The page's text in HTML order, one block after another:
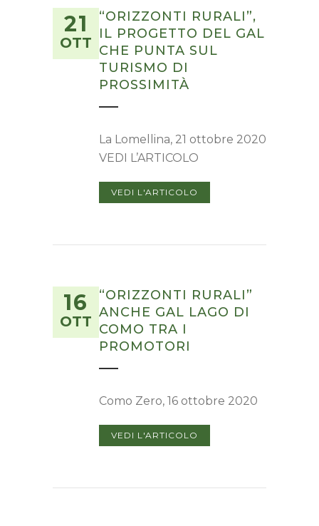
21
OTT
“ORIZZONTI RURALI”,
IL PROGETTO DEL GAL
CHE PUNTA SUL
TURISMO DI
PROSSIMITÀ
La Lomellina, 21 ottobre 2020
VEDI L’ARTICOLO
VEDI L'ARTICOLO
16
OTT
“ORIZZONTI RURALI”
ANCHE GAL LAGO DI
COMO TRA I
PROMOTORI
Como Zero, 16 ottobre 2020
VEDI L'ARTICOLO